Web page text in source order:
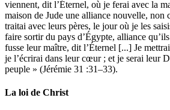
viennent, dit l’Éternel, où je ferai avec la
maison de Jude une alliance nouvelle, non
traitai avec leurs pères, le jour où je les
faire sortir du pays d’Égypte, alliance
fusse leur maître, dit l’Éternel [...] Je
je l’écrirai dans leur cœur ; et je serai leur
peuple » (Jérémie 31 :31–33).
La loi de Christ